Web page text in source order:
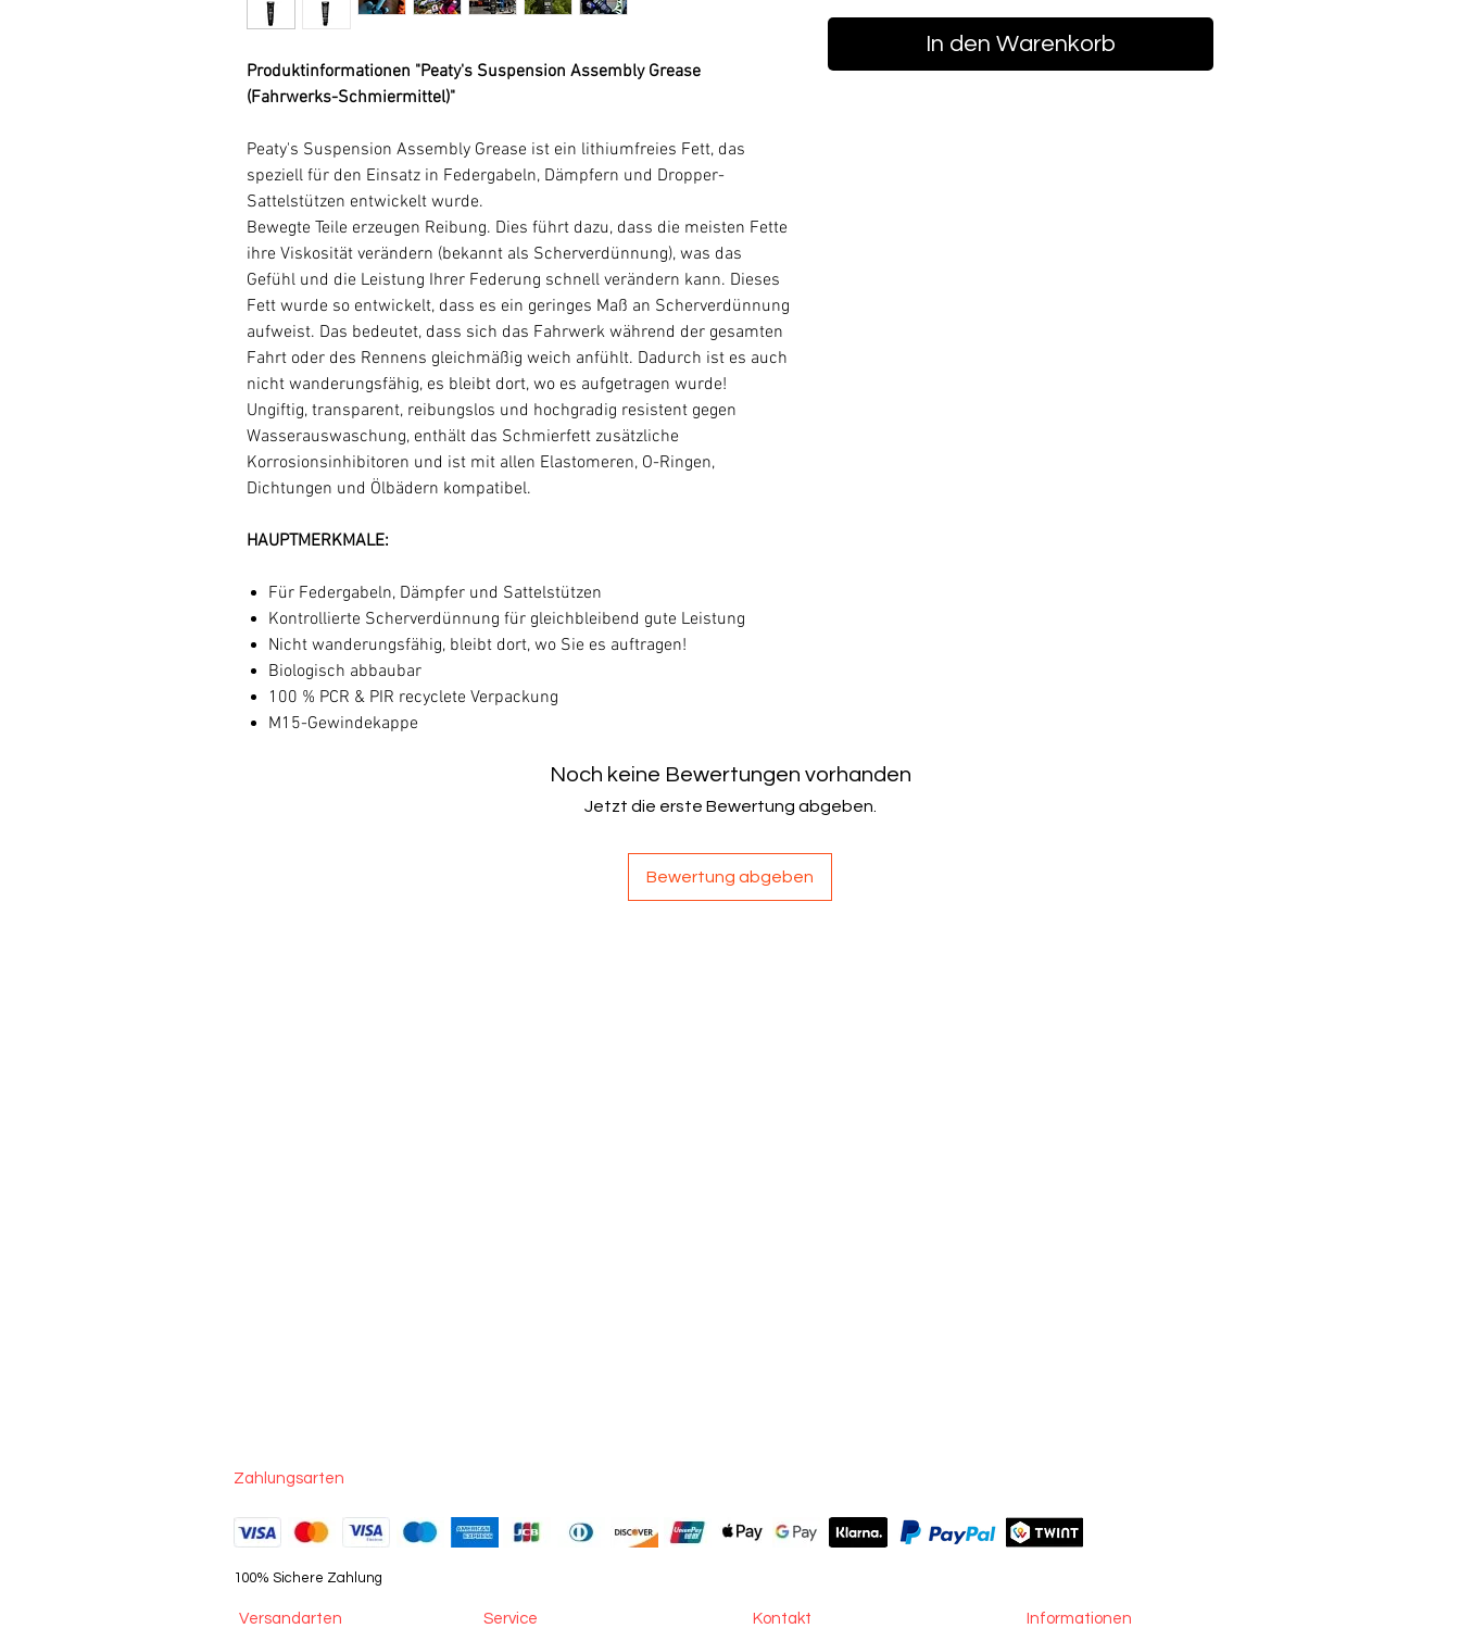
Produktinformationen "Peaty's Suspension Assembly Grease
(Fahrwerks-Schmiermittel)"
Peaty's Suspension Assembly Grease ist ein lithiumfreies Fett, das
speziell für den Einsatz in Federgabeln, Dämpfern und Dropper-
Sattelstützen entwickelt wurde.
Bewegte Teile erzeugen Reibung. Dies führt dazu, dass die meisten Fette
ihre Viskosität verändern (bekannt als Scherverdünnung), was das
Gefühl und die Leistung Ihrer Federung schnell verändern kann. Dieses
Fett wurde so entwickelt, dass es ein geringes Maß an Scherverdünnung
aufweist. Das bedeutet, dass sich das Fahrwerk während der gesamten
Fahrt oder des Rennens gleichmäßig weich anfühlt. Dadurch ist es auch
nicht wanderungsfähig, es bleibt dort, wo es aufgetragen wurde!
Ungiftig, transparent, reibungslos und hochgradig resistent gegen
Wasserauswaschung, enthält das Schmierfett zusätzliche
Korrosionsinhibitoren und ist mit allen Elastomeren, O-Ringen,
Dichtungen und Ölbädern kompatibel.
HAUPTMERKMALE:
Für Federgabeln, Dämpfer und Sattelstützen
Kontrollierte Scherverdünnung für gleichbleibend gute Leistung
Nicht wanderungsfähig, bleibt dort, wo Sie es auftragen!
Biologisch abbaubar
100 % PCR & PIR recyclete Verpackung
M15-Gewindekappe
In den Warenkorb
Noch keine Bewertungen vorhanden
Jetzt die erste Bewertung abgeben.
Bewertung abgeben
Zahlungsarten
100% Sichere Zahlung
Versandarten Service Kontakt Informationen